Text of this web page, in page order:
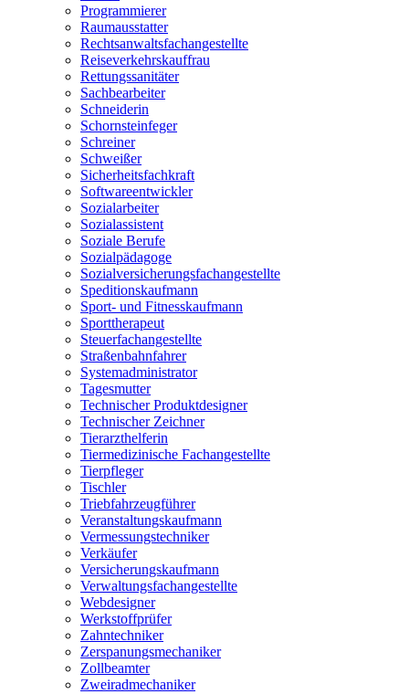
Programmierer
Raumausstatter
Rechtsanwaltsfachangestellte
Reiseverkehrskauffrau
Rettungssanitäter
Sachbearbeiter
Schneiderin
Schornsteinfeger
Schreiner
Schweißer
Sicherheitsfachkraft
Softwareentwickler
Sozialarbeiter
Sozialassistent
Soziale Berufe
Sozialpädagoge
Sozialversicherungsfachangestellte
Speditionskaufmann
Sport- und Fitnesskaufmann
Sporttherapeut
Steuerfachangestellte
Straßenbahnfahrer
Systemadministrator
Tagesmutter
Technischer Produktdesigner
Technischer Zeichner
Tierarzthelferin
Tiermedizinische Fachangestellte
Tierpfleger
Tischler
Triebfahrzeugführer
Veranstaltungskaufmann
Vermessungstechniker
Verkäufer
Versicherungskaufmann
Verwaltungsfachangestellte
Webdesigner
Werkstoffprüfer
Zahntechniker
Zerspanungsmechaniker
Zollbeamter
Zweiradmechaniker